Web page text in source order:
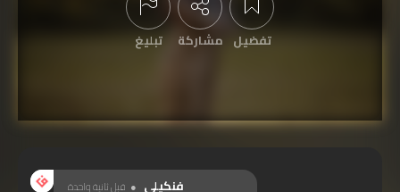
تفضيل مشاركة تبليغ
فنكيلي قبل ثانية واحدة